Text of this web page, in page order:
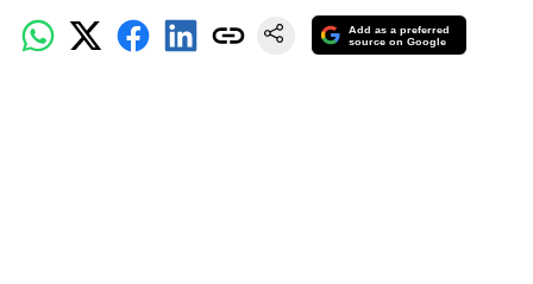
Add as a preferred
source on Google